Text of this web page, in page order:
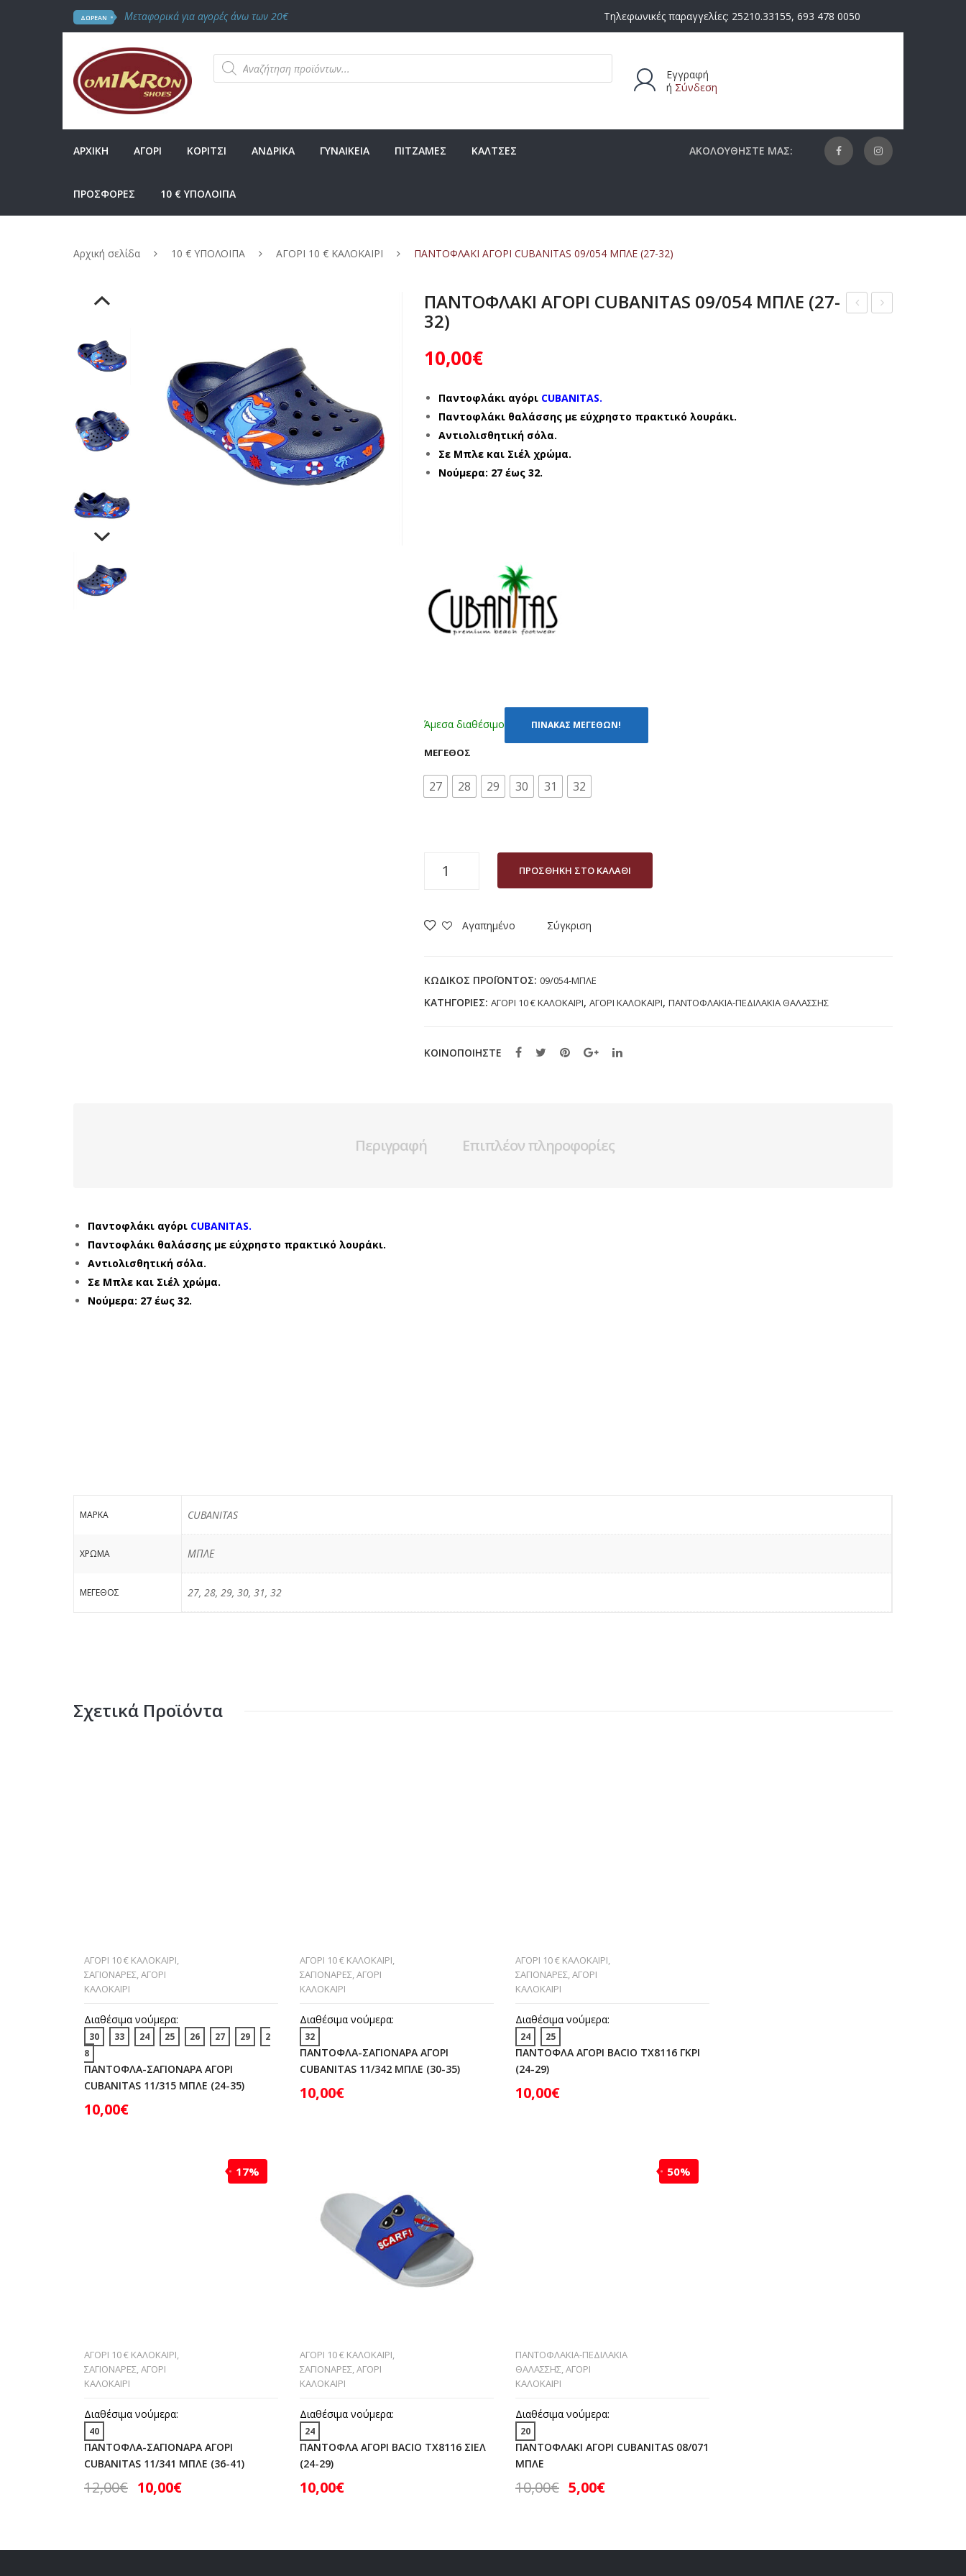
ΔΩΡΕΑΝ Μεταφορικά για αγορές άνω των 20€ Τηλεφωνικές παραγγελίες: 25210.33155, 693 478 0050
Products
search
Εγγραφή
ή Σύνδεση
ΑΡΧΙΚΗ ΑΓΟΡΙ ΚΟΡΙΤΣΙ ΑΝΔΡΙΚΑ ΓΥΝΑΙΚΕΙΑ ΠΙΤΖΑΜΕΣ ΚΑΛΤΣΕΣ
ΠΡΟΣΦΟΡΕΣ 10 € ΥΠΟΛΟΙΠΑ
ΑΚΟΛΟΥΘΗΣΤΕ ΜΑΣ:
Αρχική σελίδα 10 € ΥΠΟΛΟΙΠΑ ΑΓΟΡΙ 10 € ΚΑΛΟΚΑΙΡΙ ΠΑΝΤΟΦΛΑΚΙ ΑΓΟΡΙ CUBANITAS 09/054 ΜΠΛΕ (27-32)
ΠΑΝΤΟΦΛΑΚΙ ΑΓΟΡΙ CUBANITAS 09/054 ΜΠΛΕ (27-
32)
10,00€
Παντοφλάκι αγόρι CUBANITAS.
Παντοφλάκι θαλάσσης με εύχρηστο πρακτικό λουράκι.
Αντιολισθητική σόλα.
Σε Μπλε και Σιέλ χρώμα.
Νούμερα: 27 έως 32.
Άμεσα διαθέσιμο ΠΙΝΑΚΑΣ ΜΕΓΕΘΩΝ!
ΜΈΓΕΘΟΣ
27 28 29 30 31 32
09/054
32)
ΠΡΟΣΘΉΚΗ ΣΤΟ ΚΑΛΆΘΙ
Αγαπημένο Σύγκριση
ΚΩΔΙΚΌΣ ΠΡΟΪΌΝΤΟΣ: 09/054-ΜΠΛΕ
ΚΑΤΗΓΟΡΊΕΣ: ΑΓΟΡΙ 10 € ΚΑΛΟΚΑΙΡΙ, ΑΓΟΡΙ ΚΑΛΟΚΑΙΡΙ, ΠΑΝΤOΦΛΑΚΙΑ-ΠΕΔΙΛΑΚΙA ΘΑΛΑΣΣΗΣ
ΚΟΙΝΟΠΟΙΗΣΤΕ
Περιγραφή Επιπλέον πληροφορίες
Παντοφλάκι αγόρι CUBANITAS.
Παντοφλάκι θαλάσσης με εύχρηστο πρακτικό λουράκι.
Αντιολισθητική σόλα.
Σε Μπλε και Σιέλ χρώμα.
Νούμερα: 27 έως 32.
ΜΆΡΚΑ CUBANITAS
ΧΡΏΜΑ ΜΠΛΕ
ΜΈΓΕΘΟΣ 27, 28, 29, 30, 31, 32
Σχετικά Προϊόντα
ΑΓΟΡΙ 10 € ΚΑΛΟΚΑΙΡΙ,
ΣΑΓΙΟΝΑΡΕΣ,ΑΓΟΡΙ
ΚΑΛΟΚΑΙΡΙ
Διαθέσιμα νούμερα:
30 33 24 25 26 27 29
2
8
ΠΑΝΤΟΦΛΑ-ΣΑΓΙΟΝΑΡΑ ΑΓΟΡΙ
CUBANITAS 11/315 ΜΠΛΕ (24-35)
10,00€
ΑΓΟΡΙ 10 € ΚΑΛΟΚΑΙΡΙ,
ΣΑΓΙΟΝΑΡΕΣ,ΑΓΟΡΙ
ΚΑΛΟΚΑΙΡΙ
Διαθέσιμα νούμερα:
32
ΠΑΝΤΟΦΛΑ-ΣΑΓΙΟΝΑΡΑ ΑΓΟΡΙ
CUBANITAS 11/342 ΜΠΛΕ (30-35)
10,00€
ΑΓΟΡΙ 10 € ΚΑΛΟΚΑΙΡΙ,
ΣΑΓΙΟΝΑΡΕΣ,ΑΓΟΡΙ
ΚΑΛΟΚΑΙΡΙ
Διαθέσιμα νούμερα:
24 25
ΠΑΝΤΟΦΛΑ ΑΓΟΡΙ BACIO TX8116 ΓΚΡΙ
(24-29)
10,00€
17%
ΑΓΟΡΙ 10 € ΚΑΛΟΚΑΙΡΙ,
ΣΑΓΙΟΝΑΡΕΣ,ΑΓΟΡΙ
ΚΑΛΟΚΑΙΡΙ
Διαθέσιμα νούμερα:
40
ΠΑΝΤΟΦΛΑ-ΣΑΓΙΟΝΑΡΑ ΑΓΟΡΙ
CUBANITAS 11/341 ΜΠΛΕ (36-41)
12,00€ 10,00€
ΑΓΟΡΙ 10 € ΚΑΛΟΚΑΙΡΙ,
ΣΑΓΙΟΝΑΡΕΣ,ΑΓΟΡΙ
ΚΑΛΟΚΑΙΡΙ
Διαθέσιμα νούμερα:
24
ΠΑΝΤΟΦΛΑ ΑΓΟΡΙ BACIO TX8116 ΣΙΕΛ
(24-29)
10,00€
50%
ΠΑΝΤOΦΛΑΚΙΑ-ΠΕΔΙΛΑΚΙA
ΘΑΛΑΣΣΗΣ,ΑΓΟΡΙ
ΚΑΛΟΚΑΙΡΙ
Διαθέσιμα νούμερα:
20
ΠΑΝΤΟΦΛΑΚΙ ΑΓΟΡΙ CUBANITAS 08/071
ΜΠΛΕ
10,00€ 5,00€